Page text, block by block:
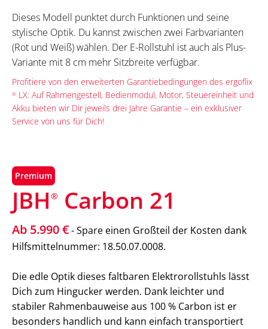
Dieses Modell punktet durch Funktionen und seine
stylische Optik. Du kannst zwischen zwei Farbvarianten
(Rot und Weiß) wählen. Der E-Rollstuhl ist auch als Plus-
Variante mit 8 cm mehr Sitzbreite verfügbar.
Profitiere von den erweiterten Garantiebedingungen des ergoflix
® LX: Auf Rahmengestell, Bedienmodul, Motor, Steuereinheit und
Akku bieten wir Dir jeweils drei Jahre Garantie – ein exklusiver
Service von uns für Dich!
Premium
JBH ® Carbon 21
Ab 5.990 €- Spare einen Großteil der Kosten dank
Hilfsmittelnummer: 18.50.07.0008.
Die edle Optik dieses faltbaren Elektrorollstuhls lässt
Dich zum Hingucker werden. Dank leichter und
stabiler Rahmenbauweise aus 100 % Carbon ist er
besonders handlich und kann einfach transportiert